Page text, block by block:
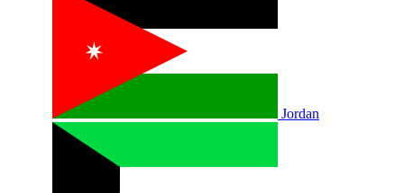
Jordan